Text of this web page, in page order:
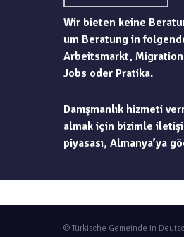
Wir bieten keine
um Beratung in
Arbeitsmarkt,
Jobs oder Pratika.
Danışmanlık hizmeti
almak için bizimle
piyasası, Almanya’ya
© Türkische Gemeinde in